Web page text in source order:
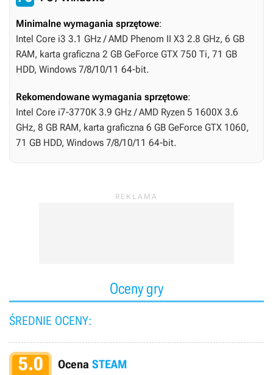
Minimalne wymagania sprzętowe:
Intel Core i3 3.1 GHz / AMD Phenom II X3 2.8 GHz, 6 GB
RAM, karta graficzna 2 GB GeForce GTX 750 Ti, 71 GB
HDD, Windows 7/8/10/11 64-bit.
Rekomendowane wymagania sprzętowe:
Intel Core i7-3770K 3.9 GHz / AMD Ryzen 5 1600X 3.6
GHz, 8 GB RAM, karta graficzna 6 GB GeForce GTX 1060,
71 GB HDD, Windows 7/8/10/11 64-bit.
Oceny gry
ŚREDNIE OCENY:
5.0 Ocena STEAM